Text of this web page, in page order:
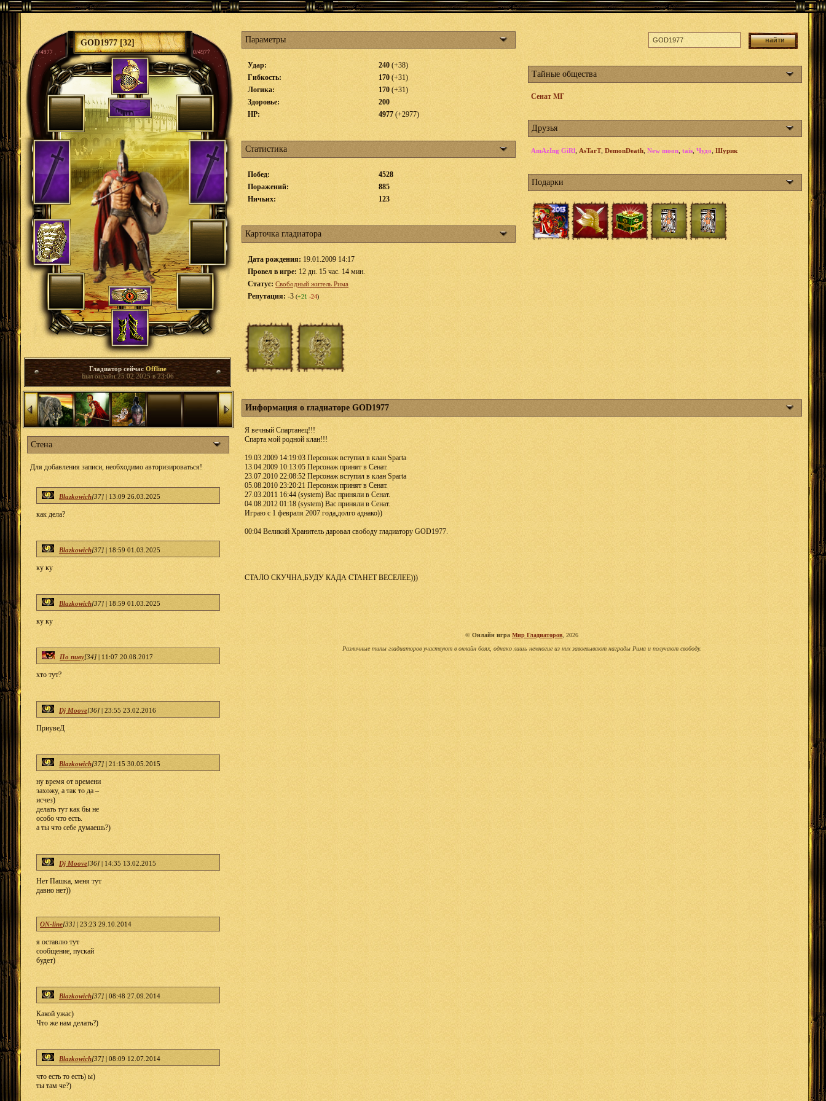
GOD1977 [32]
0/4977 0/4977
Гладиатор сейчасOffline
Был онлайн 25.02.2025 в 23:06
Стена
Для добавления записи, необходимо авторизироваться!
Blazkowich[37] | 13:09 26.03.2025
как дела?
Blazkowich[37] | 18:59 01.03.2025
ку ку
Blazkowich[37] | 18:59 01.03.2025
ку ку
По пиву[34] | 11:07 20.08.2017
хто тут?
Dj Moove[36] | 23:55 23.02.2016
ПриувеД
Blazkowich[37] | 21:15 30.05.2015
ну время от времени
захожу, а так то да –
исчез)
делать тут как бы не
особо что есть.
а ты что себе думаешь?)
Dj Moove[36] | 14:35 13.02.2015
Нет Пашка, меня тут
давно нет))
ON-line[33] | 23:23 29.10.2014
я оставлю тут
сообщение, пускай
будет)
Blazkowich[37] | 08:48 27.09.2014
Какой ужас)
Что же нам делать?)
Blazkowich[37] | 08:09 12.07.2014
что есть то есть) ы)
ты там че?)
Параметры
Удар: 240 (+38)
Гибкость:
170 (+31)
Логика:
170 (+31)
Здоровье:
200
HP:
4977 (+2977)
Статистика
Побед:
4528
Поражений:
885
Ничьих:
123
Карточка гладиатора
Дата рождения: 19.01.2009 14:17
Провел в игре: 12 дн. 15 час. 14 мин.
Статус: Свободный житель Рима
Репутация: -3 (+21 -24)
Тайные общества
Сенат МГ
Друзья
AmAzIng GiRl, AsTarT, DemonDeath, New moon, tais, Чудо, Шурик
Подарки
Информация о гладиаторе GOD1977
Я вечный Спартанец!!!
Спарта мой родной клан!!!
19.03.2009 14:19:03 Персонаж вступил в клан Sparta
13.04.2009 10:13:05 Персонаж принят в Сенат.
23.07.2010 22:08:52 Персонаж вступил в клан Sparta
05.08.2010 23:20:21 Персонаж принят в Сенат.
27.03.2011 16:44 (system) Вас приняли в Сенат.
04.08.2012 01:18 (system) Вас приняли в Сенат.
Играю с 1 февраля 2007 года,долго аднако))
00:04 Великий Хранитель даровал свободу гладиатору GOD1977.
СТАЛО СКУЧНА,БУДУ КАДА СТАНЕТ ВЕСЕЛЕЕ)))
© Онлайн игра Мир Гладиаторов , 2026
Различные типы гладиаторов участвуют в онлайн боях, однако лишь немногие из них завоевывают награды Рима и получают свободу.